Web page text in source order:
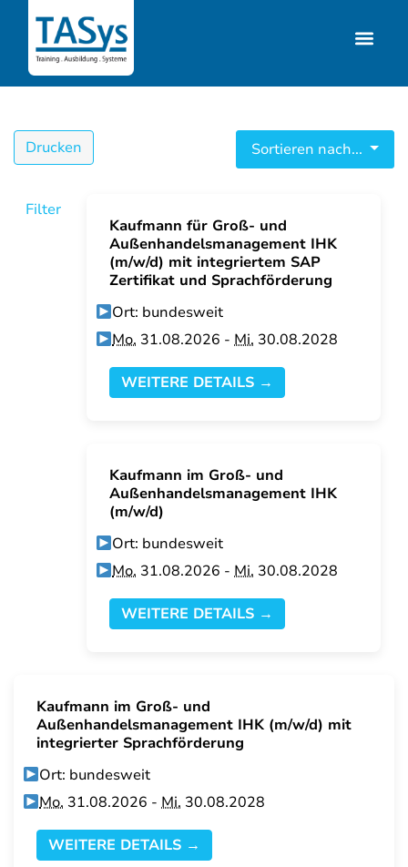
Drucken Sortieren nach...
Filter
Kaufmann für Groß- und
Außenhandelsmanagement IHK
(m/w/d) mit integriertem SAP
Zertifikat und Sprachförderung
Ort: bundesweit
Mo. 31.08.2026 -Mi. 30.08.2028
WEITERE DETAILS →
Kaufmann im Groß- und
Außenhandelsmanagement IHK
(m/w/d)
Ort: bundesweit
Mo. 31.08.2026 -Mi. 30.08.2028
WEITERE DETAILS →
Kaufmann im Groß- und
Außenhandelsmanagement IHK (m/w/d) mit
integrierter Sprachförderung
Ort: bundesweit
Mo. 31.08.2026 -Mi. 30.08.2028
WEITERE DETAILS →